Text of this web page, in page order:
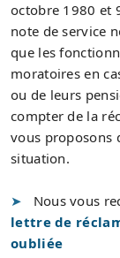
octobre 1980 et
note de service
que les
moratoires en
ou de leurs
compter de la
vous proposons
situation.
Nous vous
lettre de
oubliée